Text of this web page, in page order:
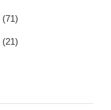
(71)
(21)